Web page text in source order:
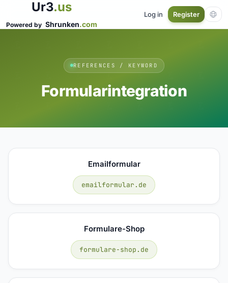
Ur3.us
Powered by Shrunken.com
Log in Register
REFERENCES / KEYWORD
Formularintegration
Emailformular
emailformular.de
Formulare-Shop
formulare-shop.de